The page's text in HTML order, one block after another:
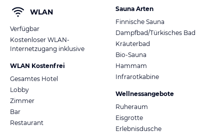
WLAN
Verfügbar
Kostenloser WLAN-
Internetzugang inklusive
WLAN Kostenfrei
Gesamtes Hotel
Lobby
Zimmer
Bar
Restaurant
Sauna Arten
Finnische Sauna
Dampfbad/Türkisches Bad
Kräuterbad
Bio-Sauna
Hammam
Infrarotkabine
Wellnessangebote
Ruheraum
Eisgrotte
Erlebnisdusche